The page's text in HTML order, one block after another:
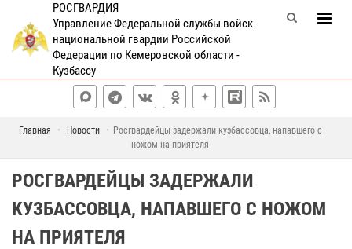
РОСГВАРДИЯ
Управление Федеральной службы войск
национальной гвардии Российской
Федерации по Кемеровской области -
Кузбассу
Главная Новости
Росгвардейцы задержали кузбассовца, напавшего с
ножом на приятеля
РОСГВАРДЕЙЦЫ ЗАДЕРЖАЛИ
КУЗБАССОВЦА, НАПАВШЕГО С НОЖОМ
НА ПРИЯТЕЛЯ